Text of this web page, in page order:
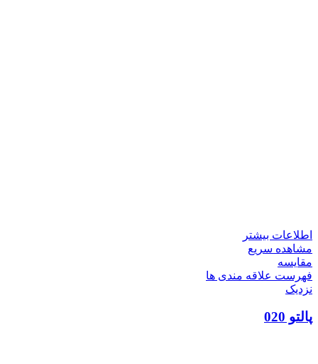
اطلاعات بیشتر
مشاهده سریع
مقایسه
فهرست علاقه مندی ها
نزدیک
پالتو 020